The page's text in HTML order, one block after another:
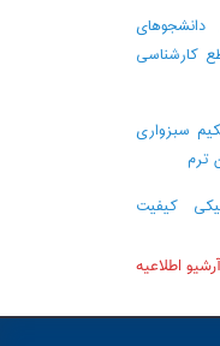
دانشجو‌های
کارشناسی
سبزواری
ترم
کیفیت
آرشیو اطلاعیه